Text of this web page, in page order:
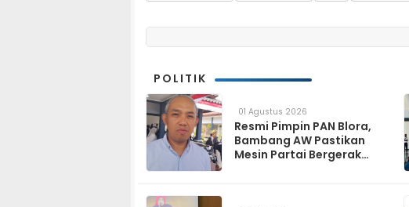
POLITIK
01 Agustus 2026
Resmi Pimpin PAN Blora,
Bambang AW Pastikan
Mesin Partai Bergerak